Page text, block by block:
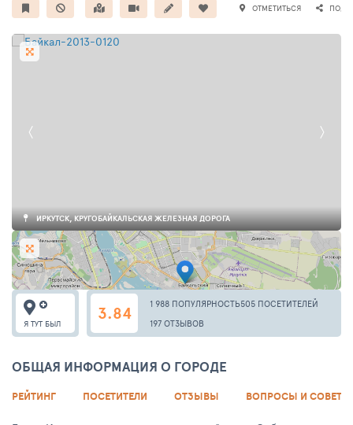
ОТМЕТИТЬСЯ
ИРКУТСК, КРУГОБАЙКАЛЬСКАЯ ЖЕЛЕЗНАЯ ДОРОГА
3.84 1 988 ПОПУЛЯРНОСТЬ505 ПОСЕТИТЕЛЕЙ
197 ОТЗЫВОВ
Я ТУТ БЫЛ
ОБЩАЯ ИНФОРМАЦИЯ О ГОРОДЕ
РЕЙТИНГ ПОСЕТИТЕЛИ ОТЗЫВЫ ВОПРОСЫ И СОВЕТЫ